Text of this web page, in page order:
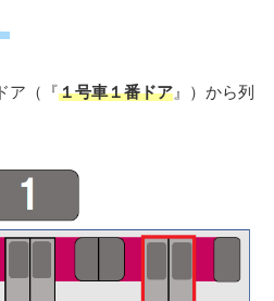
ア（『１号車１番ドア 』）から列